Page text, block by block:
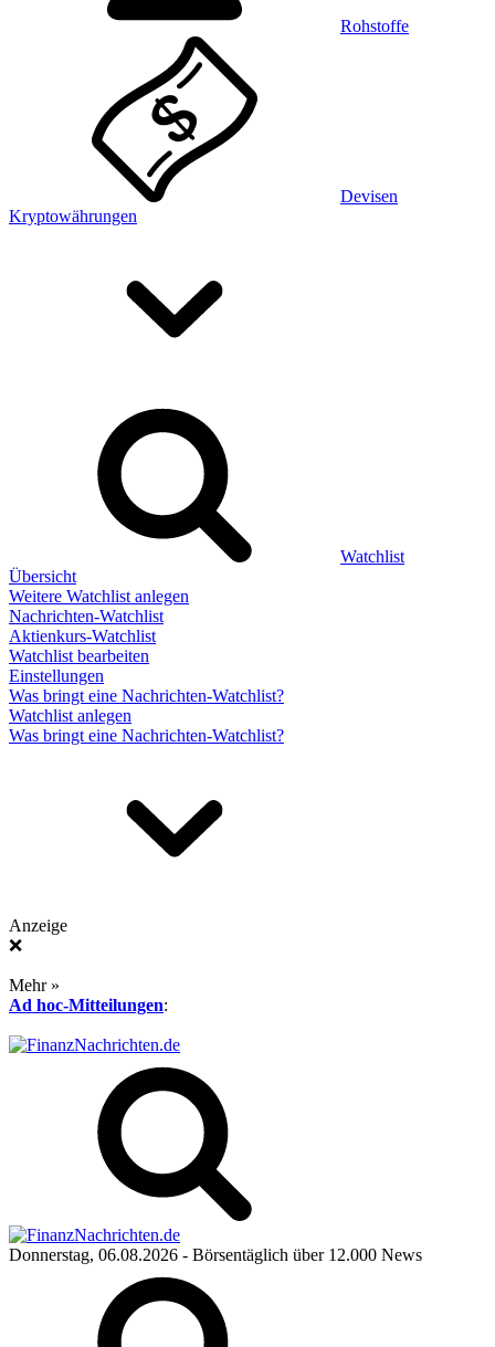
Rohstoffe
Devisen
Kryptowährungen
Watchlist
Übersicht
Weitere Watchlist anlegen
Nachrichten-Watchlist
Aktienkurs-Watchlist
Watchlist bearbeiten
Einstellungen
Was bringt eine Nachrichten-Watchlist?
Watchlist anlegen
Was bringt eine Nachrichten-Watchlist?
Anzeige
❌
Mehr »
Ad hoc-Mitteilungen:
Donnerstag, 06.08.2026 - Börsentäglich über 12.000 News